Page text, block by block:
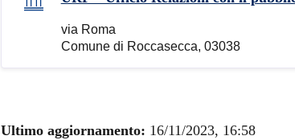
via Roma
Comune di Roccasecca, 03038
Ultimo aggiornamento: 16/11/2023, 16:58